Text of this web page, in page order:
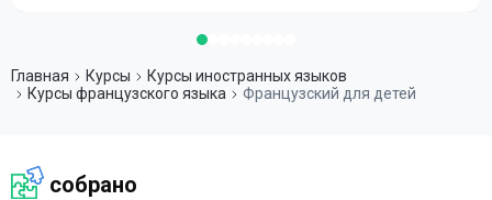
Главная Курсы
Курсы иностранных языков
Курсы французского языка
Французский для детей
собрано